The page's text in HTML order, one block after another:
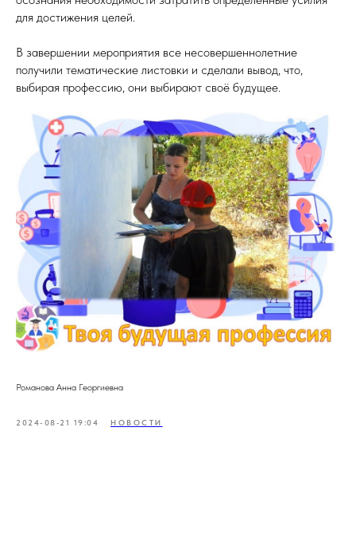
для достижения целей.
В завершении мероприятия все несовершеннолетние
получили тематические листовки и сделали вывод, что,
выбирая профессию, они выбирают своё будущее.
Романова Анна Георгиевна
2024-08-21 19:04 НОВОСТИ